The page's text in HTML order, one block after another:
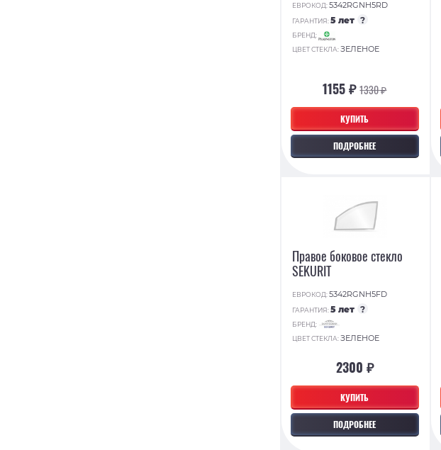
КУПИТЬ
ПОДРОБНЕЕ
ЕВРОКОД:5342RGNH5RD
ГАРАНТИЯ:5 лет ?
БРЕНД:
ЦВЕТ СТЕКЛА:ЗЕЛЕНОЕ
1155 ₽1330 ₽
КУПИТЬ
ПОДРОБНЕЕ
Правое боковое стекло
SEKURIT
ЕВРОКОД:5342RGNH5FD
ГАРАНТИЯ:5 лет ?
БРЕНД:
ЦВЕТ СТЕКЛА:ЗЕЛЕНОЕ
2300 ₽